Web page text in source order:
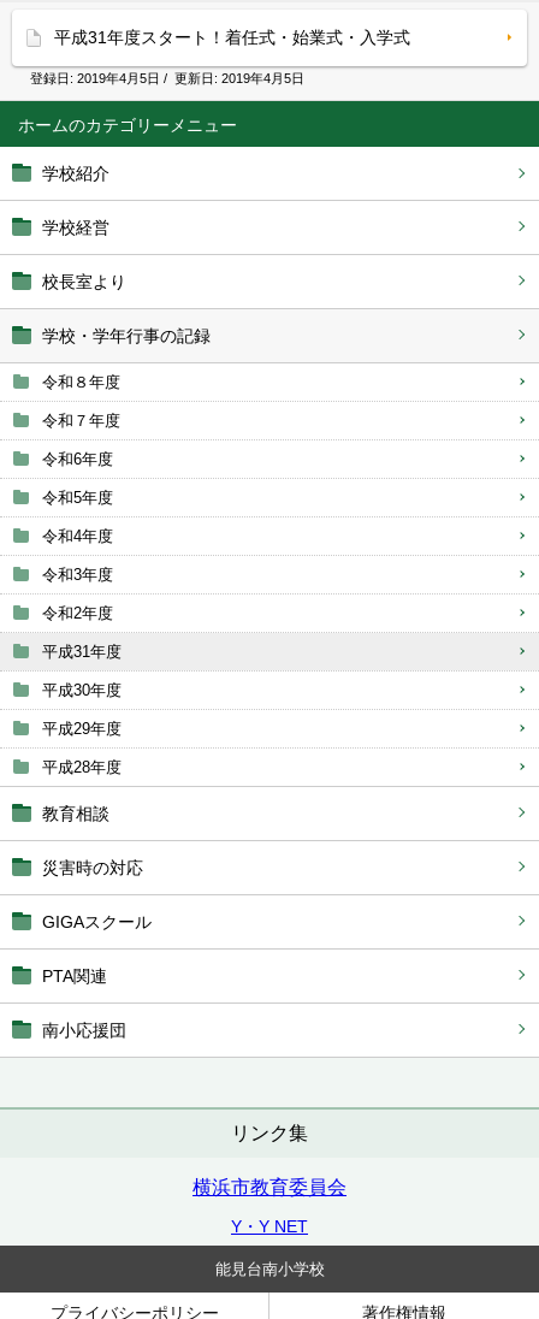
ホーム
学校紹介
学校経営
校長室より
学校・学年行事の記録
令和８年度
令和７年度
令和6年度
令和5年度
令和4年度
令和3年度
令和2年度
平成31年度
平成30年度
平成29年度
平成28年度
教育相談
災害時の対応
GIGAスクール
PTA関連
南小応援団
リンク集
横浜市教育委員会
Y・Y NET
平成31年度スタート！着任式・始業式・入学式
登録日: 2019年4月5日 / 更新日: 2019年4月5日
能見台南小学校
プライバシーポリシー 著作権情報